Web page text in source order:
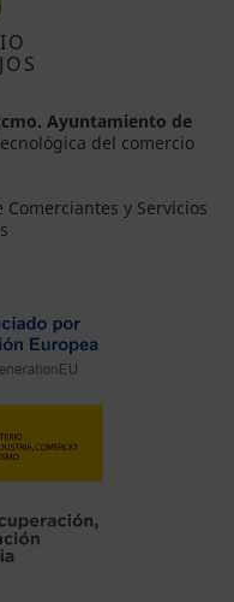
Ayuntamiento de
del comercio
Comerciantes y Servicios